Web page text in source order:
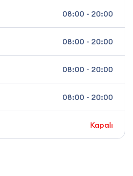
08:00 - 20:00
08:00 - 20:00
08:00 - 20:00
08:00 - 20:00
Kapalı